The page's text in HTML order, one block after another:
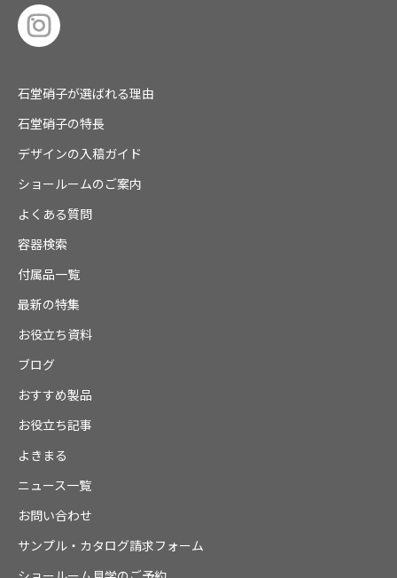
石堂硝子が選ばれる理由
石堂硝子の特長
デザインの入稿ガイド
ショールームのご案内
よくある質問
容器検索
付属品一覧
最新の特集
お役立ち資料
ブログ
おすすめ製品
お役立ち記事
よきまる
ニュース一覧
お問い合わせ
サンプル・カタログ請求フォーム